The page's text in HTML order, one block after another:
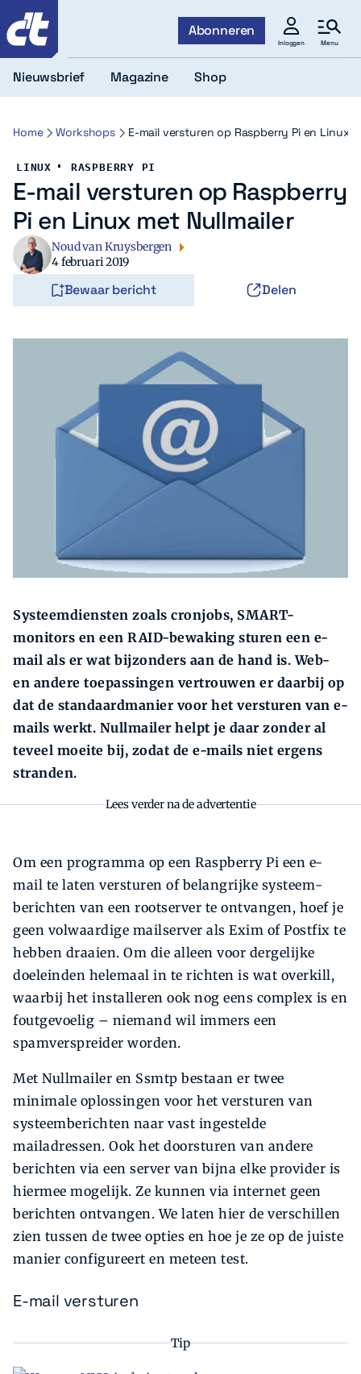
Abonneren
Inloggen Menu
Nieuwsbrief Magazine Shop
Home Workshops E-mail versturen op Raspberry Pi en Linux
LINUX RASPBERRY PI
E-mail versturen op Raspberry
Pi en Linux met Nullmailer
Noud van Kruysbergen
4 februari 2019
Bewaar bericht Delen
Systeemdiensten zoals cronjobs, SMART-
monitors en een RAID-bewaking sturen een e-
mail als er wat bijzonders aan de hand is. Web-
en andere toepassingen vertrouwen er daarbij op
dat de standaardmanier voor het versturen van e-
mails werkt. Nullmailer helpt je daar zonder al
teveel moeite bij, zodat de e-mails niet ergens
stranden.
Lees verder na de advertentie
Om een programma op een Raspberry Pi een e-
mail te laten versturen of belangrijke systeem­
berichten van een rootserver te ontvangen, hoef je
geen volwaardige mailserver als Exim of Postfix te
hebben draaien. Om die alleen voor dergelijke
doeleinden helemaal in te richten is wat overkill,
waarbij het installeren ook nog eens complex is en
foutgevoelig – niemand wil immers een
spamverspreider worden.
Met Nullmailer en Ssmtp bestaan er twee
minimale oplossingen voor het versturen van
systeemberichten naar vast ingestelde
mailadressen. Ook het doorsturen van andere
berichten via een server van bijna elke provider is
hiermee mogelijk. Ze kunnen via internet geen
berichten ontvangen. We laten hier de verschillen
zien tussen de twee opties en hoe je ze op de juiste
manier configureert en meteen test.
E-mail versturen
Tip